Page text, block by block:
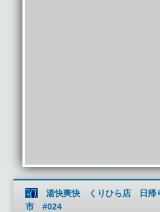
湯快爽快 くりひら店 日帰
市 #024